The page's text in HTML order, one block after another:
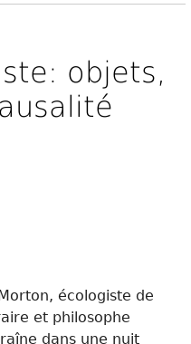
objets,
écologiste de
et philosophe
dans une nuit